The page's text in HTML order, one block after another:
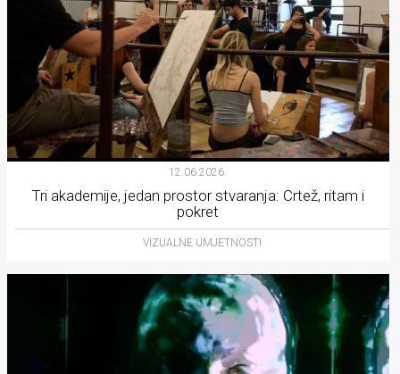
12.06.2026.
Tri akademije, jedan prostor stvaranja: Crtež, ritam i
pokret
VIZUALNE UMJETNOSTI